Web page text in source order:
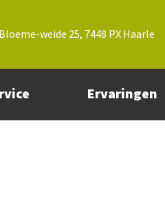
Bloeme-weide 25, 7448 PX Haarle
Ervaringen